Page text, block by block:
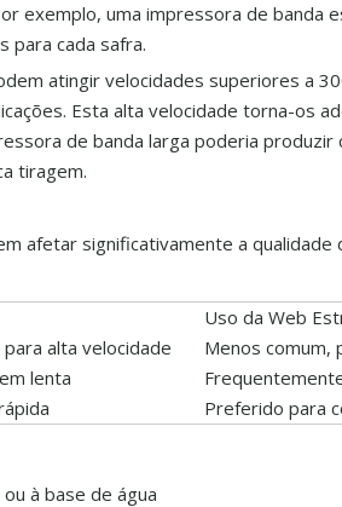
exemplo, uma impressora de
para cada safra.
atingir velocidades superiores a
Esta alta velocidade torna-os
de banda larga poderia produzir
tiragem.
afetar significativamente a
Uso da Web
alta velocidade
Menos comum,
lenta
Preferido para
à base de água